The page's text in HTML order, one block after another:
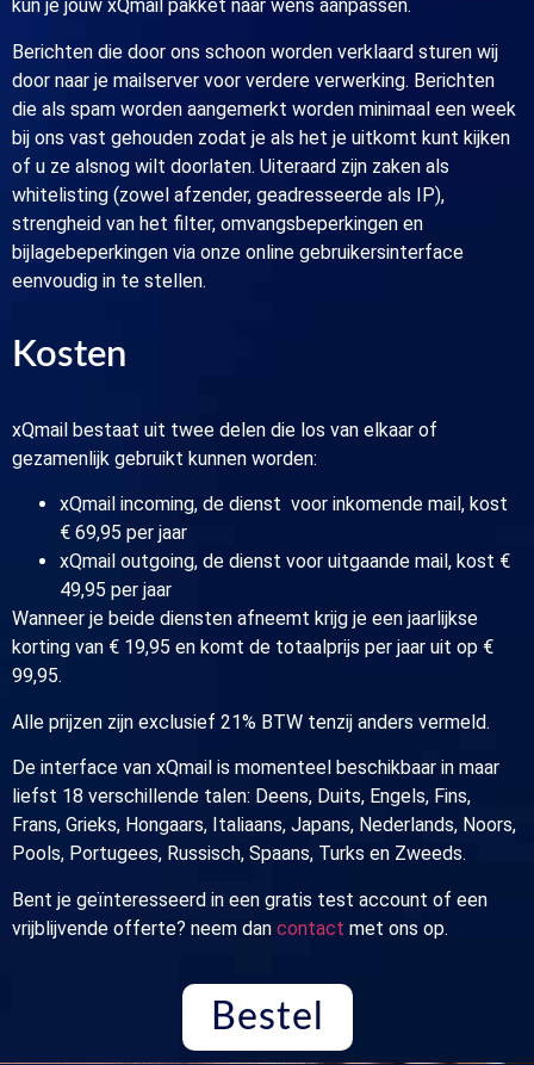
kun je jouw xQmail pakket naar wens aanpassen.
Berichten die door ons schoon worden verklaard sturen wij
door naar je mailserver voor verdere verwerking. Berichten
die als spam worden aangemerkt worden minimaal een week
bij ons vast gehouden zodat je als het je uitkomt kunt kijken
of u ze alsnog wilt doorlaten. Uiteraard zijn zaken als
whitelisting (zowel afzender, geadresseerde als IP),
strengheid van het filter, omvangsbeperkingen en
bijlagebeperkingen via onze online gebruikersinterface
eenvoudig in te stellen.
Kosten
xQmail bestaat uit twee delen die los van elkaar of
gezamenlijk gebruikt kunnen worden:
xQmail incoming, de dienst voor inkomende mail, kost
€ 69,95 per jaar
xQmail outgoing, de dienst voor uitgaande mail, kost €
49,95 per jaar
Wanneer je beide diensten afneemt krijg je een jaarlijkse
korting van € 19,95 en komt de totaalprijs per jaar uit op €
99,95.
Alle prijzen zijn exclusief 21% BTW tenzij anders vermeld.
De interface van xQmail is momenteel beschikbaar in maar
liefst 18 verschillende talen: Deens, Duits, Engels, Fins,
Frans, Grieks, Hongaars, Italiaans, Japans, Nederlands, Noors,
Pools, Portugees, Russisch, Spaans, Turks en Zweeds.
Bent je geïnteresseerd in een gratis test account of een
vrijblijvende offerte? neem dan contact met ons op.
Bestel